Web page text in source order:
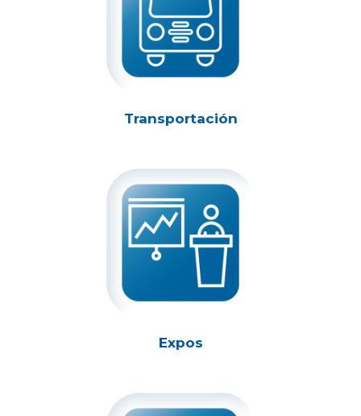
Transportación
Expos